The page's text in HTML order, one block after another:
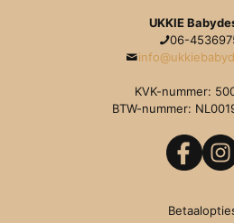
UKKIE
06-
KVK-nummer:
BTW-nummer: